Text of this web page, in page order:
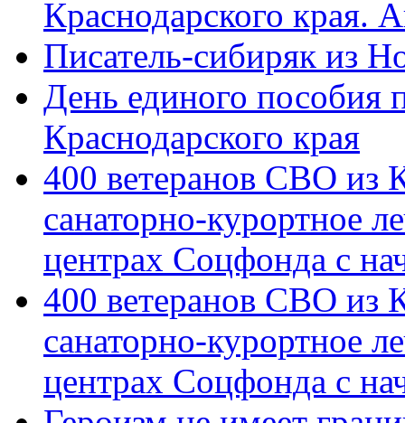
Краснодарского края.
Писатель-сибиряк из
День единого пособия
Краснодарского края
400 ветеранов СВО из
санаторно-курортное
центрах Соцфонда с
400 ветеранов СВО из
санаторно-курортное
центрах Соцфонда с